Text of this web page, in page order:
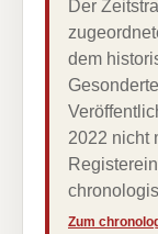
Der
dem
2022 nicht
Zum